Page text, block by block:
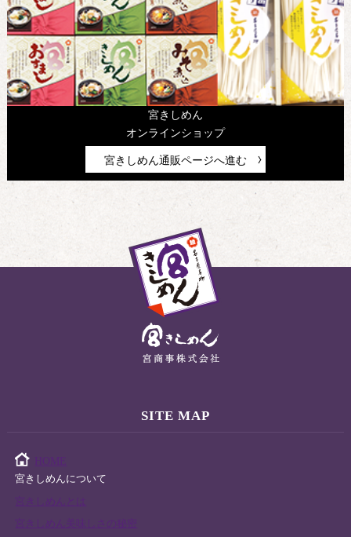
宮きしめん
オンラインショップ
宮きしめん通販ページへ進む
SITE MAP
HOME
宮きしめんについて
宮きしめん美味しさの秘密